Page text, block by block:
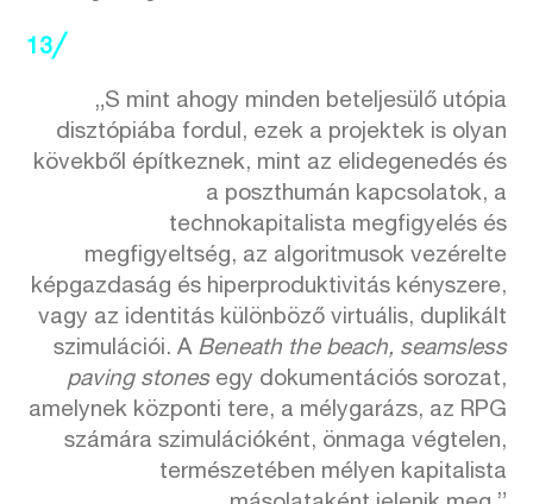
13╱
„S mint ahogy minden beteljesülő utópia
disztópiába fordul, ezek a projektek is olyan
kövekből építkeznek, mint az elidegenedés és
a poszthumán kapcsolatok, a
technokapitalista megfigyelés és
megfigyeltség, az algoritmusok vezérelte
képgazdaság és hiperproduktivitás kényszere,
vagy az identitás különböző virtuális, duplikált
szimulációi. A Beneath the beach, seamsless
paving stones egy dokumentációs sorozat,
amelynek központi tere, a mélygarázs, az RPG
számára szimulációként, önmaga végtelen,
természetében mélyen kapitalista